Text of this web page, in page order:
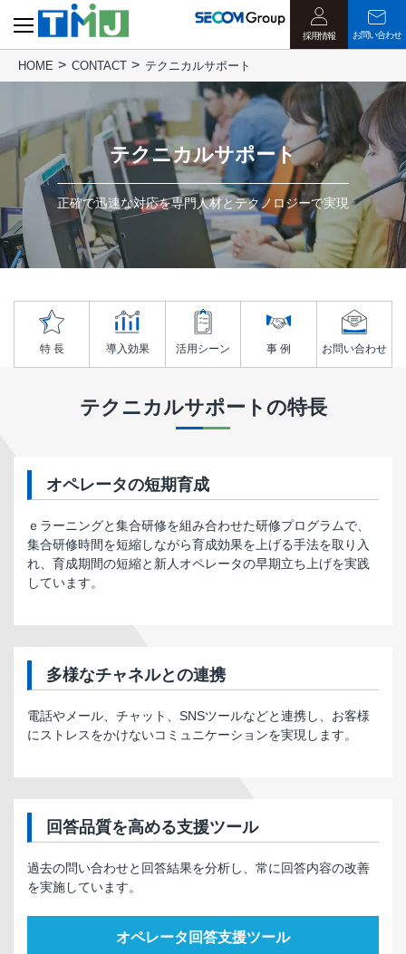
採用情報 お問い合わせ
HOME CONTACT テクニカルサポート
テクニカルサポート
正確で迅速な対応を専門人材とテクノロジーで実現
特 長 導入効果 活用シーン 事 例 お問い合わせ
テクニカルサポート の特長
オペレータの短期育成
ｅラーニングと集合研修を組み合わせた研修プログラムで、
集合研修時間を短縮しながら育成効果を上げる手法を取り入
れ、育成期間の短縮と新人オペレータの早期立ち上げを実践
しています。
多様なチャネルとの連携
電話やメール、チャット、SNSツールなどと連携し、お客様
にストレスをかけないコミュニケーションを実現します。
回答品質を高める支援ツール
過去の問い合わせと回答結果を分析し、常に回答内容の改善
を実施しています。
オペレータ回答支援ツール